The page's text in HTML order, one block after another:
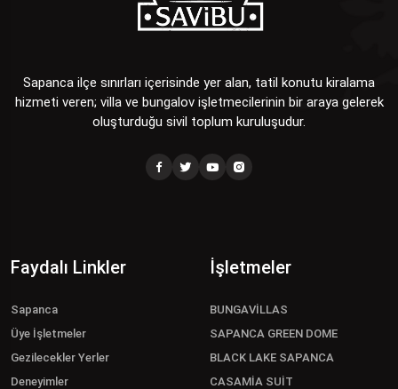
Sapanca ilçe sınırları içerisinde yer alan, tatil konutu kiralama
hizmeti veren; villa ve bungalov işletmecilerinin bir araya gelerek
oluşturduğu sivil toplum kuruluşudur.
Faydalı Linkler
Sapanca
Üye İşletmeler
Gezilecekler Yerler
Deneyimler
İşletmeler
BUNGAVİLLAS
SAPANCA GREEN DOME
BLACK LAKE SAPANCA
CASAMİA SUİT